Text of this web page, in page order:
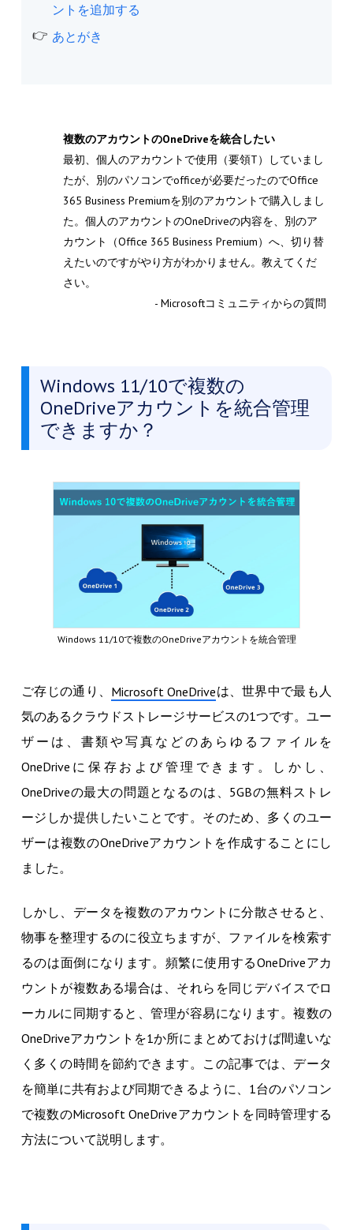
ントを追加する
あとがき
複数のアカウントのOneDriveを統合したい
最初、個人のアカウントで使用（要領T）していまし
たが、別のパソコンでofficeが必要だったのでOffice
365 Business Premiumを別のアカウントで購入しまし
た。個人のアカウントのOneDriveの内容を、別のア
カウント（Office 365 Business Premium）へ、切り替
えたいのですがやり方がわかりません。教えてくだ
さい。
- Microsoftコミュニティからの質問
Windows 11/10で複数の
OneDriveアカウントを統合管理
できますか？
Windows 11/10で複数のOneDriveアカウントを統合管理
ご存じの通り、 Microsoft OneDriveは、世界中で最も人
気のあるクラウドストレージサービスの1つです。ユー
ザーは、書類や写真などのあらゆるファイルを
OneDriveに保存および管理できます。しかし、
OneDriveの最大の問題となるのは、5GBの無料ストレ
ージしか提供したいことです。そのため、多くのユー
ザーは複数のOneDriveアカウントを作成することにし
ました。
しかし、データを複数のアカウントに分散させると、
物事を整理するのに役立ちますが、ファイルを検索す
るのは面倒になります。頻繁に使用するOneDriveアカ
ウントが複数ある場合は、それらを同じデバイスでロ
ーカルに同期すると、管理が容易になります。複数の
OneDriveアカウントを1か所にまとめておけば間違いな
く多くの時間を節約できます。この記事では、データ
を簡単に共有および同期できるように、1台のパソコン
で複数のMicrosoft OneDriveアカウントを同時管理する
方法について説明します。